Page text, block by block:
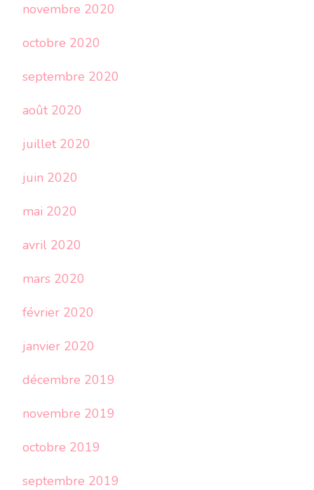
novembre 2020
octobre 2020
septembre 2020
août 2020
juillet 2020
juin 2020
mai 2020
avril 2020
mars 2020
février 2020
janvier 2020
décembre 2019
novembre 2019
octobre 2019
septembre 2019